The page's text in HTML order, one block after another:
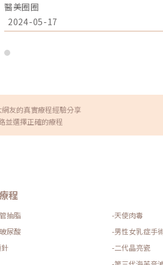
已是當今的一大趨勢。深受全球愛美人
體現了這一趨勢，它運用專利渦漩注入
質、抽取清潔毛孔、注入精華液護理之
種『HydraFacial Syndeo』更進一步升
一款熱門護膚設備『Derma Clear黑鑽
利用AI自動感應科技，搭配9針極細可
打劑量、治療深度等；『HYCOOX海庫
精準注入至真皮層，並搭配5針／9針多
一次性過濾系統和專利回流閥系統，可
污染，從而提升療程的衛生安全性；同
精準且個人化的肌膚保養體驗。立即點
醫美圈圈
2024-05-17
友的真實療程經驗分享
並選擇正確的療程
程
抽脂
-天使肉毒
尿酸
-男性女乳症手
-二代晶亮瓷